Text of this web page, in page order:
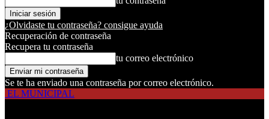
¿Olvidaste tu contraseña? consigue ayuda
Recuperación de contraseña
Recupera tu contraseña
tu correo electrónico
Se te ha enviado una contraseña por correo electrónico.
EL MUNICIPAL